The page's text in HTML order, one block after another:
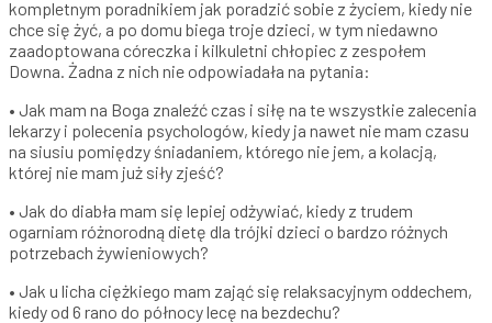
kompletnym poradnikiem jak poradzić sobie z życiem, kiedy nie
chce się żyć, a po domu biega troje dzieci, w tym niedawno
zaadoptowana córeczka i kilkuletni chłopiec z zespołem
Downa. Żadna z nich nie odpowiadała na pytania:
• Jak mam na Boga znaleźć czas i siłę na te wszystkie zalecenia
lekarzy i polecenia psychologów, kiedy ja nawet nie mam czasu
na siusiu pomiędzy śniadaniem, którego nie jem, a kolacją,
której nie mam już siły zjeść?
• Jak do diabła mam się lepiej odżywiać, kiedy z trudem
ogarniam różnorodną dietę dla trójki dzieci o bardzo różnych
potrzebach żywieniowych?
• Jak u licha ciężkiego mam zająć się relaksacyjnym oddechem,
kiedy od 6 rano do północy lecę na bezdechu?